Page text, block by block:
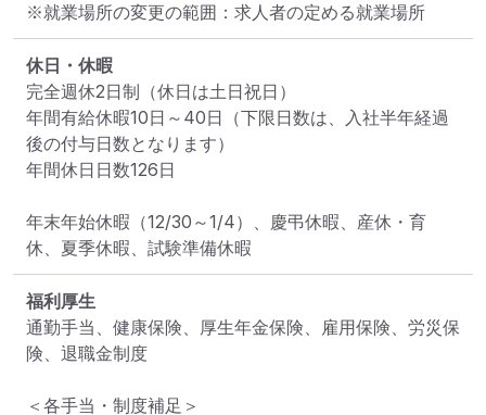
※就業場所の変更の範囲：求人者の定める就業場所
休日・休暇
完全週休2日制（休日は土日祝日）
年間有給休暇10日～40日（下限日数は、入社半年経過
後の付与日数となります）
年間休日日数126日
年末年始休暇（12/30～1/4）、慶弔休暇、産休・育
休、夏季休暇、試験準備休暇
福利厚生
通勤手当、健康保険、厚生年金保険、雇用保険、労災保
険、退職金制度
＜各手当・制度補足＞